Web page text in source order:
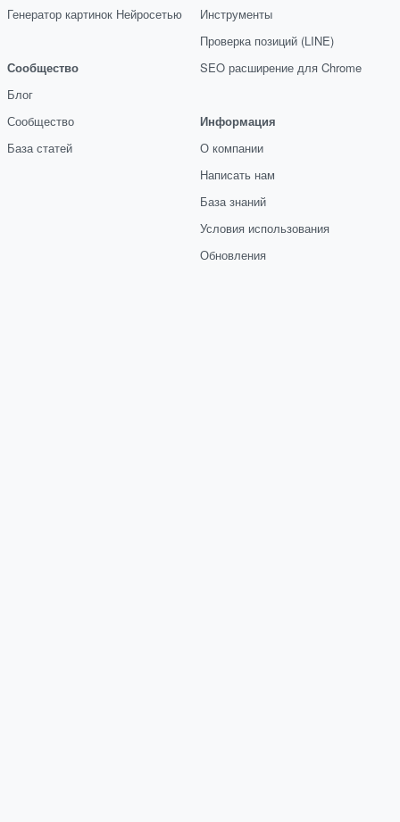
Генератор картинок Нейросетью
Сообщество
Блог
Сообщество
База статей
Инструменты
Проверка позиций (LINE)
SEO расширение для Chrome
Информация
О компании
Написать нам
База знаний
Условия использования
Обновления